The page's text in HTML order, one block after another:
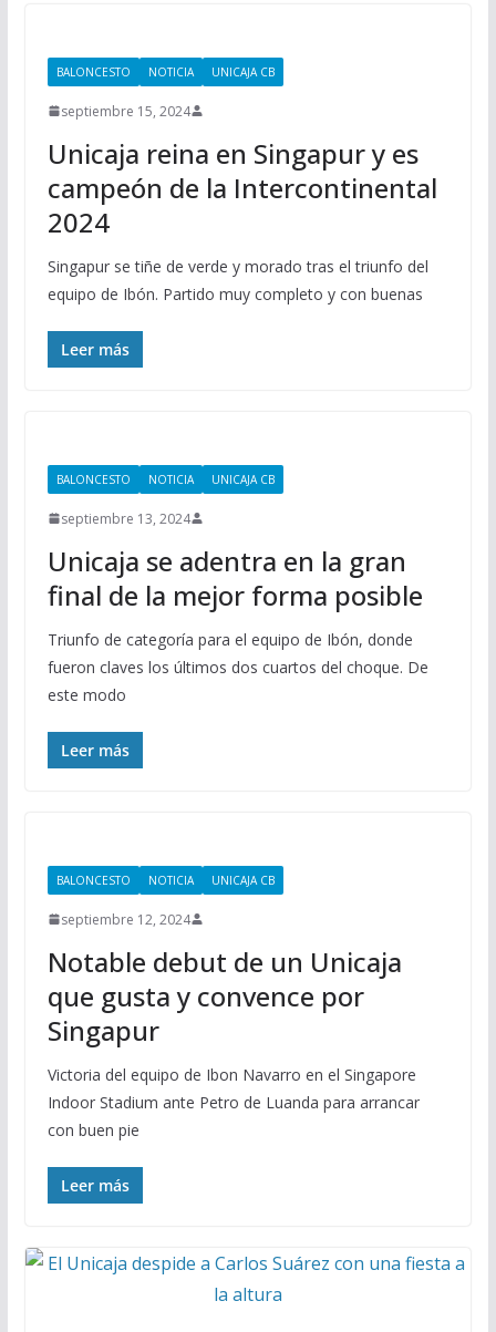
BALONCESTO NOTICIA UNICAJA CB
septiembre 15, 2024
Unicaja reina en Singapur y es
campeón de la Intercontinental
2024
Singapur se tiñe de verde y morado tras el triunfo del
equipo de Ibón. Partido muy completo y con buenas
Leer más
BALONCESTO NOTICIA UNICAJA CB
septiembre 13, 2024
Unicaja se adentra en la gran
final de la mejor forma posible
Triunfo de categoría para el equipo de Ibón, donde
fueron claves los últimos dos cuartos del choque. De
este modo
Leer más
BALONCESTO NOTICIA UNICAJA CB
septiembre 12, 2024
Notable debut de un Unicaja
que gusta y convence por
Singapur
Victoria del equipo de Ibon Navarro en el Singapore
Indoor Stadium ante Petro de Luanda para arrancar
con buen pie
Leer más